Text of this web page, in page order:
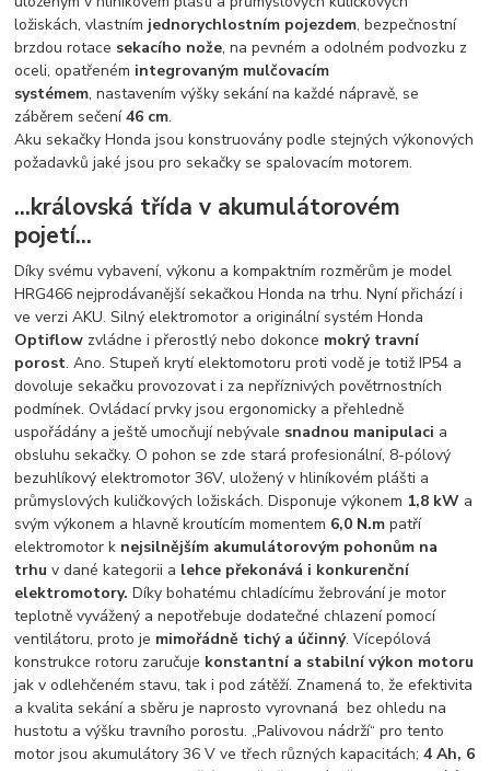
ložiskách, vlastním jednorychlostním pojezdem, bezpečnostní
brzdou rotace sekacího nože, na pevném a odolném podvozku z
oceli, opatřeném integrovaným mulčovacím
systémem, nastavením výšky sekání na každé nápravě, se
záběrem sečení46 cm.
Aku sekačky Honda jsou konstruovány podle stejných výkonových
požadavků jaké jsou pro sekačky se spalovacím motorem.
...královská třída v akumulátorovém
pojetí...
Díky svému vybavení, výkonu a kompaktním rozměrům je model
HRG466 nejprodávanější sekačkou Honda na trhu. Nyní přichází i
ve verzi AKU. Silný elektromotor a originální systém Honda
Optiflow zvládne i přerostlý nebo dokonce mokrý travní
porost. Ano. Stupeň krytí elektomotoru proti vodě je totiž IP54 a
dovoluje sekačku provozovat i za nepříznivých povětrnostních
podmínek. Ovládací prvky jsou ergonomicky a přehledně
uspořádány a ještě umocňují nebývale snadnou manipulaci a
obsluhu sekačky. O pohon se zde stará profesionální, 8-pólový
bezuhlíkový elektromotor 36V, uložený v hliníkovém plášti a
průmyslových kuličkových ložiskách. Disponuje výkonem 1,8 kW a
svým výkonem a hlavně kroutícím momentem 6,0 N.m patří
elektromotor k nejsilnějším akumulátorovým pohonům na
trhu v dané kategorii a lehce překonává i konkurenční
elektromotory.Díky bohatému chladícímu žebrování je motor
teplotně vyvážený a nepotřebuje dodatečné chlazení pomocí
ventilátoru, proto je mimořádně tichý a účinný. Vícepólová
konstrukce rotoru zaručuje konstantní a stabilní výkon motoru
jak v odlehčeném stavu, tak i pod zátěží. Znamená to, že efektivita
a kvalita sekání a sběru je naprosto vyrovnaná bez ohledu na
hustotu a výšku travního porostu. „Palivovou nádrží“ pro tento
motor jsou akumulátory 36 V ve třech různých kapacitách;4 Ah, 6